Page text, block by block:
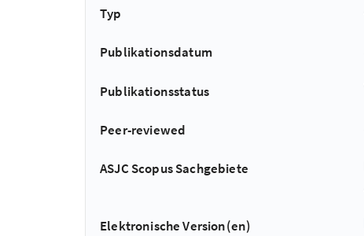
Typ
Publikationsdatum
Publikationsstatus
Peer-reviewed
ASJC Scopus Sachgebiete
Elektronische Version(en)